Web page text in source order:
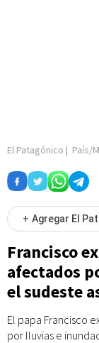
El Patagónico | País/
+ Agregar El
Francisco
afectados
el sudeste
El papa Francisco
por lluvias e